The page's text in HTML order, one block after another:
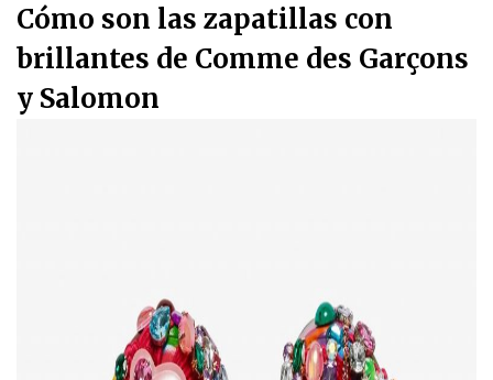
Cómo son las zapatillas con
brillantes de Comme des Garçons
y Salomon